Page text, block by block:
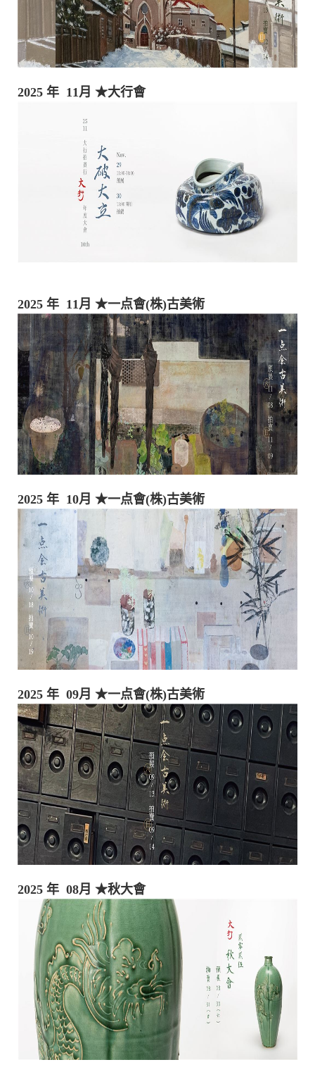
2025 年 11月 ★大行會
2025 年 11月 ★一点會(株)古美術
2025 年 10月 ★一点會(株)古美術
2025 年 09月 ★一点會(株)古美術
​2025 年 08月 ★秋大會